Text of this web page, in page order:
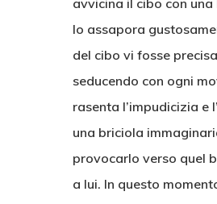
avvicina il cibo con
lo assapora
del cibo vi fosse
seducendo con ogni
rasenta l’impudicizia
una briciola
provocarlo verso quel
a lui. In questo